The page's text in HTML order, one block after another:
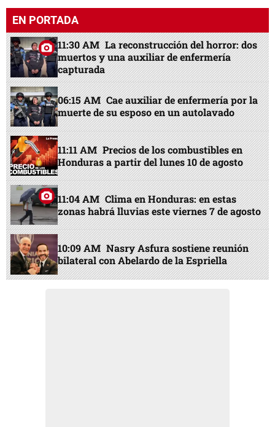
EN PORTADA
11:30 AM La reconstrucción del horror: dos
muertos y una auxiliar de enfermería
capturada
06:15 AM Cae auxiliar de enfermería por la
muerte de su esposo en un autolavado
11:11 AM Precios de los combustibles en
Honduras a partir del lunes 10 de agosto
11:04 AM Clima en Honduras: en estas
zonas habrá lluvias este viernes 7 de agosto
10:09 AM Nasry Asfura sostiene reunión
bilateral con Abelardo de la Espriella